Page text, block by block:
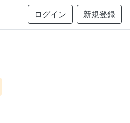
ログイン 新規登録